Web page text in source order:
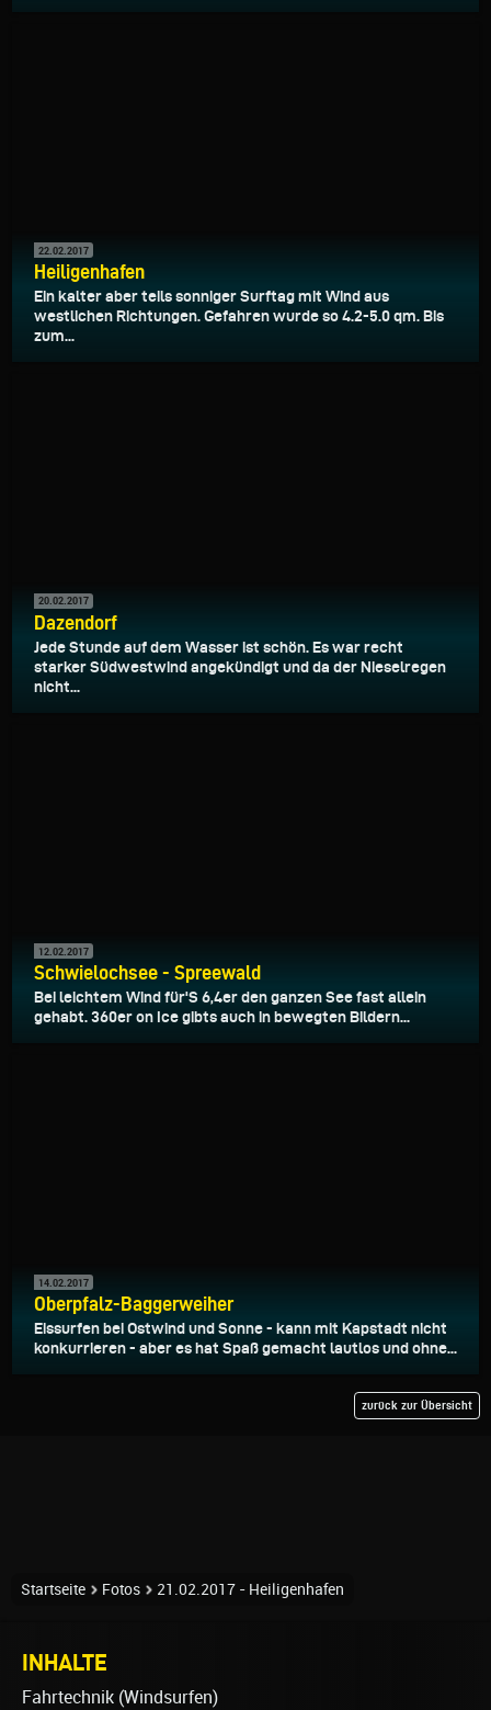
22.02.2017
Heiligenhafen
Ein kalter aber teils sonniger Surftag mit Wind aus
westlichen Richtungen. Gefahren wurde so 4.2-5.0 qm. Bis
zum...
20.02.2017
Dazendorf
Jede Stunde auf dem Wasser ist schön. Es war recht
starker Südwestwind angekündigt und da der Nieselregen
nicht...
12.02.2017
Schwielochsee - Spreewald
Bei leichtem Wind für'S 6,4er den ganzen See fast allein
gehabt. 360er on Ice gibts auch in bewegten Bildern...
14.02.2017
Oberpfalz-Baggerweiher
Eissurfen bei Ostwind und Sonne - kann mit Kapstadt nicht
konkurrieren - aber es hat Spaß gemacht lautlos und ohne...
zurück zur Übersicht
Startseite Fotos 21.02.2017 - Heiligenhafen
INHALTE
Fahrtechnik (Windsurfen)